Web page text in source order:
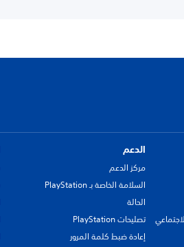
الدعم
مركز الدعم
السلامة الخاصة بـ PlayStation
الحالة
تصليحات PlayStation
إعادة ضبط كلمة المرور